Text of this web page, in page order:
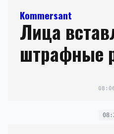
Kommersant
Лица
штрафные